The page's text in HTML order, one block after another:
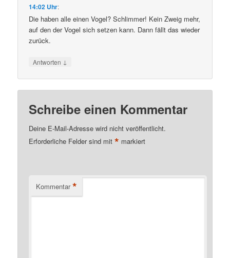
14:02 Uhr:
Die haben alle einen Vogel? Schlimmer! Kein Zweig mehr,
auf den der Vogel sich setzen kann. Dann fällt das wieder
zurück.
Antworten ↓
Schreibe einen Kommentar
Deine E-Mail-Adresse wird nicht veröffentlicht.
Erforderliche Felder sind mit* markiert
Kommentar *